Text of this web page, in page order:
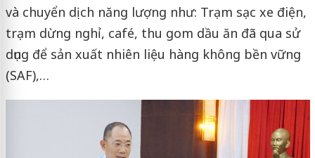
và chuyển dịch năng lượng như: Trạm sạc xe điện,
trạm dừng nghỉ, café, thu gom dầu ăn đã qua sử
dụng để sản xuất nhiên liệu hàng không bền vững
(SAF),…